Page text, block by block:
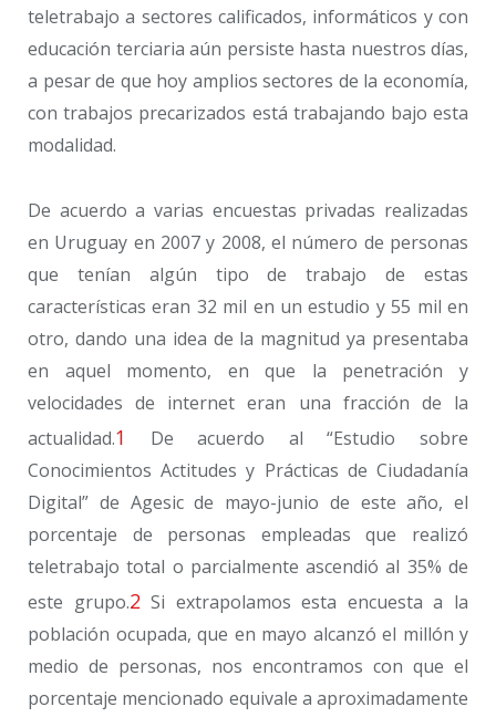
teletrabajo a sectores calificados, informáticos y con
educación terciaria aún persiste hasta nuestros días,
a pesar de que hoy amplios sectores de la economía,
con trabajos precarizados está trabajando bajo esta
modalidad.
De acuerdo a varias encuestas privadas realizadas
en Uruguay en 2007 y 2008, el número de personas
que tenían algún tipo de trabajo de estas
características eran 32 mil en un estudio y 55 mil en
otro, dando una idea de la magnitud ya presentaba
en aquel momento, en que la penetración y
velocidades de internet eran una fracción de la
actualidad.1
De acuerdo al “Estudio sobre
Conocimientos Actitudes y Prácticas de Ciudadanía
Digital” de Agesic de mayo-junio de este año, el
porcentaje de personas empleadas que realizó
teletrabajo total o parcialmente ascendió al 35% de
este grupo.2Si extrapolamos esta encuesta a la
población ocupada, que en mayo alcanzó el millón y
medio de personas, nos encontramos con que el
porcentaje mencionado equivale a aproximadamente